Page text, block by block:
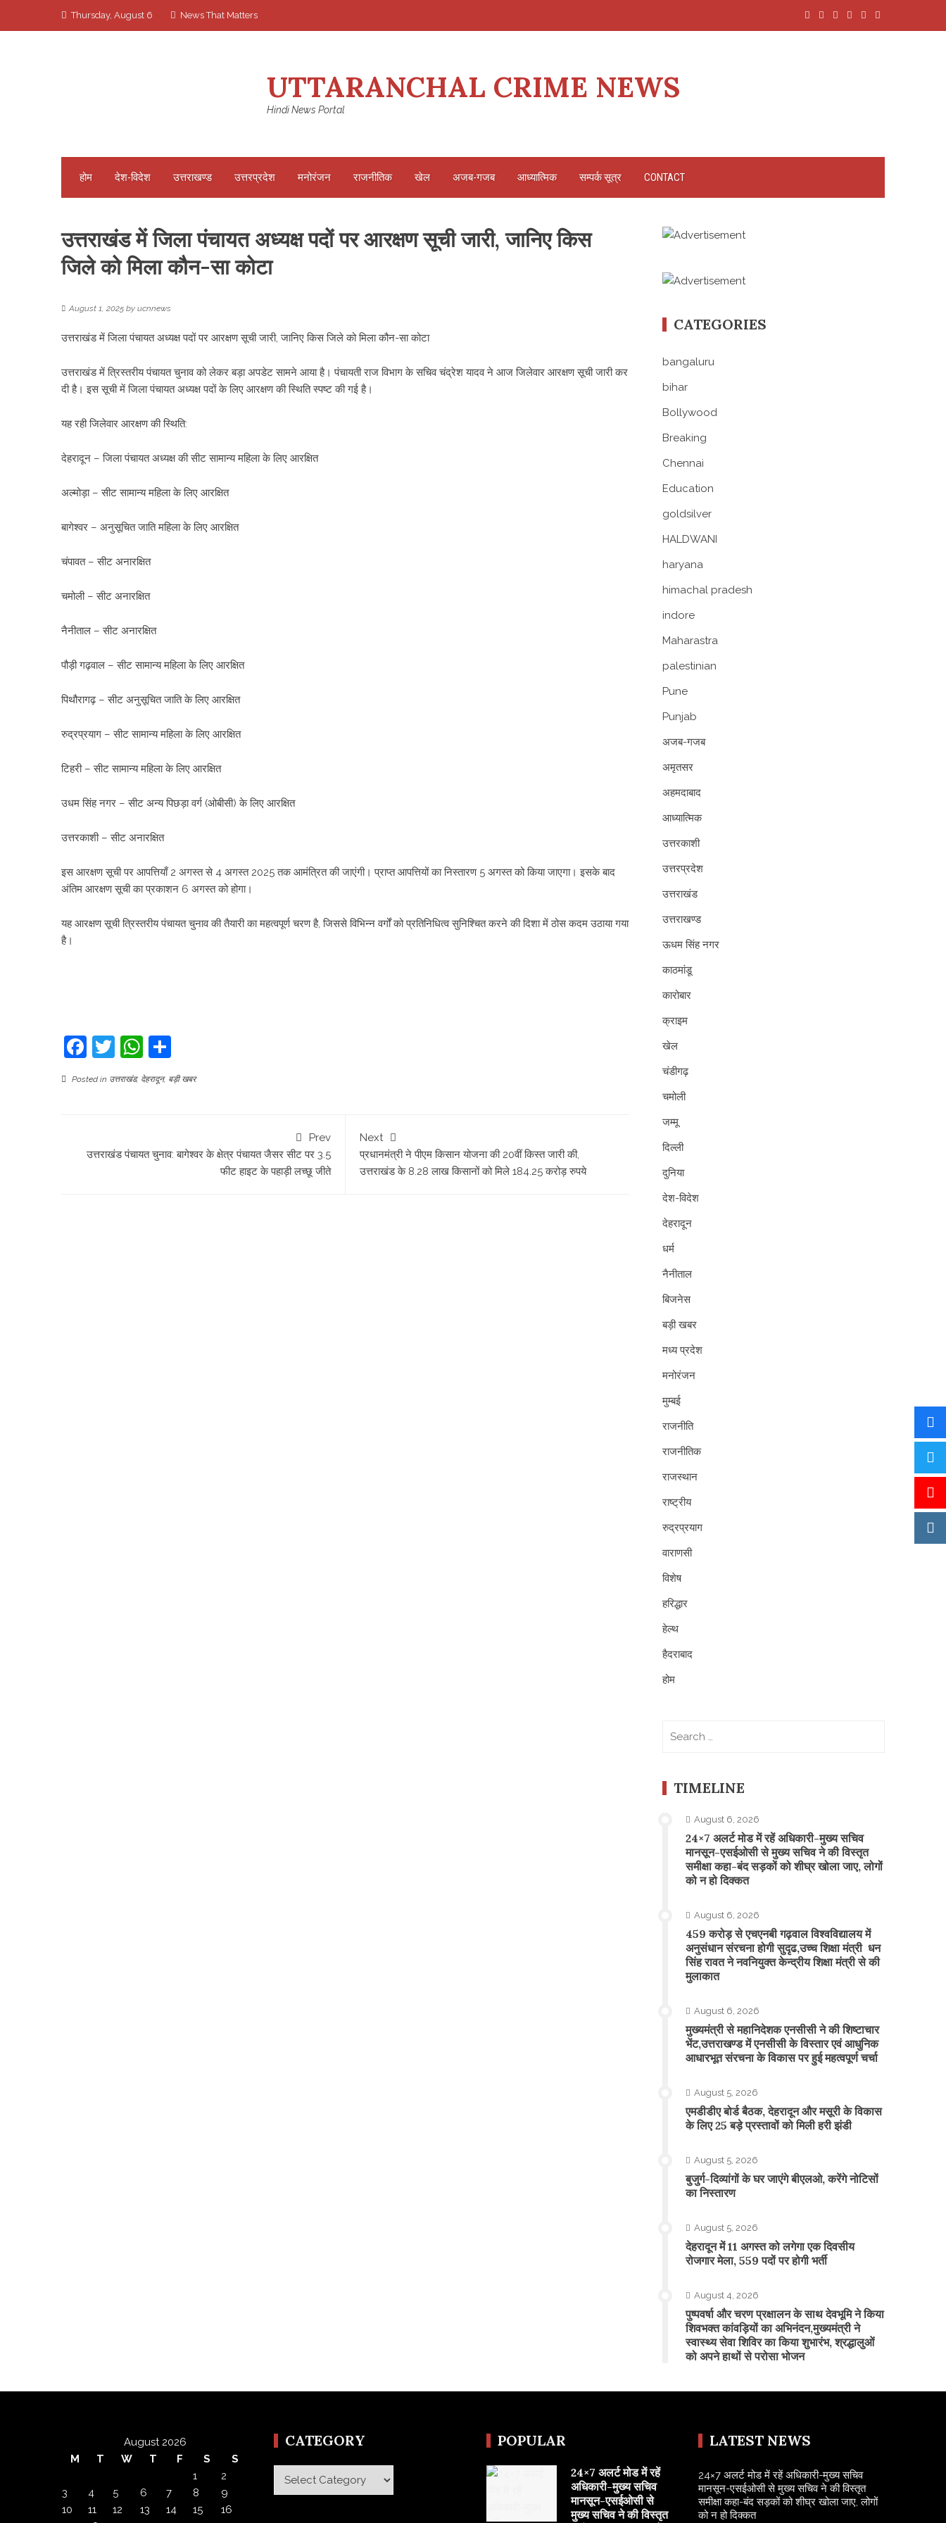
Thursday, August 6 News That Matters
UTTARANCHAL CRIME NEWS
Hindi News Portal
होम देश-विदेश उत्तराखण्ड उत्तरप्रदेश मनोरंजन राजनीतिक खेल अजब-गजब आध्यात्मिक सम्पर्क सूत्र CONTACT
उत्तराखंड में जिला पंचायत अध्यक्ष पदों पर आरक्षण सूची जारी, जानिए किस
जिले को मिला कौन-सा कोटा
August 1, 2025 by ucnnews
उत्तराखंड में जिला पंचायत अध्यक्ष पदों पर आरक्षण सूची जारी, जानिए किस जिले को मिला कौन-सा कोटा
उत्तराखंड में त्रिस्तरीय पंचायत चुनाव को लेकर बड़ा अपडेट सामने आया है। पंचायती राज विभाग के सचिव चंद्रेश यादव ने आज जिलेवार आरक्षण सूची जारी कर
दी है। इस सूची में जिला पंचायत अध्यक्ष पदों के लिए आरक्षण की स्थिति स्पष्ट की गई है।
यह रही जिलेवार आरक्षण की स्थिति:
देहरादून – जिला पंचायत अध्यक्ष की सीट सामान्य महिला के लिए आरक्षित
अल्मोड़ा – सीट सामान्य महिला के लिए आरक्षित
बागेश्वर – अनुसूचित जाति महिला के लिए आरक्षित
चंपावत – सीट अनारक्षित
चमोली – सीट अनारक्षित
नैनीताल – सीट अनारक्षित
पौड़ी गढ़वाल – सीट सामान्य महिला के लिए आरक्षित
पिथौरागढ़ – सीट अनुसूचित जाति के लिए आरक्षित
रुद्रप्रयाग – सीट सामान्य महिला के लिए आरक्षित
टिहरी – सीट सामान्य महिला के लिए आरक्षित
उधम सिंह नगर – सीट अन्य पिछड़ा वर्ग (ओबीसी) के लिए आरक्षित
उत्तरकाशी – सीट अनारक्षित
इस आरक्षण सूची पर आपत्तियाँ 2 अगस्त से 4 अगस्त 2025 तक आमंत्रित की जाएंगी। प्राप्त आपत्तियों का निस्तारण 5 अगस्त को किया जाएगा। इसके बाद
अंतिम आरक्षण सूची का प्रकाशन 6 अगस्त को होगा।
यह आरक्षण सूची त्रिस्तरीय पंचायत चुनाव की तैयारी का महत्वपूर्ण चरण है, जिससे विभिन्न वर्गों को प्रतिनिधित्व सुनिश्चित करने की दिशा में ठोस कदम उठाया गया
है।
Facebook
TwitterWhatsApp
Posted in उत्तराखंड, देहरादून, बड़ी खबर
Prev
उत्तराखंड पंचायत चुनाव: बागेश्वर के क्षेत्र पंचायत जैसर सीट पर 3.5
फीट हाइट के पहाड़ी लच्छू जीते
Next
प्रधानमंत्री ने पीएम किसान योजना की 20वीं किस्त जारी की,
उत्तराखंड के 8.28 लाख किसानों को मिले 184.25 करोड़ रुपये
CATEGORIES
bangaluru
bihar
Bollywood
Breaking
Chennai
Education
goldsilver
HALDWANI
haryana
himachal pradesh
indore
Maharastra
palestinian
Pune
Punjab
अजब-गजब
अमृतसर
अहमदाबाद
आध्यात्मिक
उत्तरकाशी
उत्तरप्रदेश
उत्तराखंड
उत्तराखण्ड
ऊधम सिंह नगर
काठमांडू
कारोबार
क्राइम
खेल
चंडीगढ़
चमोली
जम्मू
दिल्ली
दुनिया
देश-विदेश
देहरादून
धर्म
नैनीताल
बिजनेस
बड़ी खबर
मध्य प्रदेश
मनोरंजन
मुम्बई
राजनीति
राजनीतिक
राजस्थान
राष्ट्रीय
रुद्रप्रयाग
वाराणसी
विशेष
हरिद्धार
हेल्थ
हैदराबाद
होम
TIMELINE
August 6, 2026
24×7 अलर्ट मोड में रहें अधिकारी-मुख्य सचिव
मानसून-एसईओसी से मुख्य सचिव ने की विस्तृत
समीक्षा कहा-बंद सड़कों को शीघ्र खोला जाए, लोगों
को न हो दिक्कत
August 6, 2026
459 करोड़ से एचएनबी गढ़वाल विश्वविद्यालय में
अनुसंधान संरचना होगी सुदृढ,उच्च शिक्षा मंत्री धन
सिंह रावत ने नवनियुक्त केन्द्रीय शिक्षा मंत्री से की
मुलाकात
August 6, 2026
मुख्यमंत्री से महानिदेशक एनसीसी ने की शिष्टाचार
भेंट,उत्तराखण्ड में एनसीसी के विस्तार एवं आधुनिक
आधारभूत संरचना के विकास पर हुई महत्वपूर्ण चर्चा
August 5, 2026
एमडीडीए बोर्ड बैठक, देहरादून और मसूरी के विकास
के लिए 25 बड़े प्रस्तावों को मिली हरी झंडी
August 5, 2026
बुजुर्ग-दिव्यांगों के घर जाएंगे बीएलओ, करेंगे नोटिसों
का निस्तारण
August 5, 2026
​देहरादून में 11 अगस्त को लगेगा एक दिवसीय
रोजगार मेला, 559 पदों पर होगी भर्ती
August 4, 2026
पुष्पवर्षा और चरण प्रक्षालन के साथ देवभूमि ने किया
शिवभक्त कांवड़ियों का अभिनंदन,मुख्यमंत्री ने
स्वास्थ्य सेवा शिविर का किया शुभारंभ, श्रद्धालुओं
को अपने हाथों से परोसा भोजन
August 2026
M
T W T F S
S
1
2
3
4 5 6 7 8
9
10
11 12 13 14 15
16
CATEGORY
Category
POPULAR
24×7 अलर्ट मोड में रहें
अधिकारी-मुख्य सचिव
मानसून-एसईओसी से
मुख्य सचिव ने की विस्तृत
LATEST NEWS
24×7 अलर्ट मोड में रहें अधिकारी-मुख्य सचिव
मानसून-एसईओसी से मुख्य सचिव ने की विस्तृत
समीक्षा कहा-बंद सड़कों को शीघ्र खोला जाए, लोगों
को न हो दिक्कत